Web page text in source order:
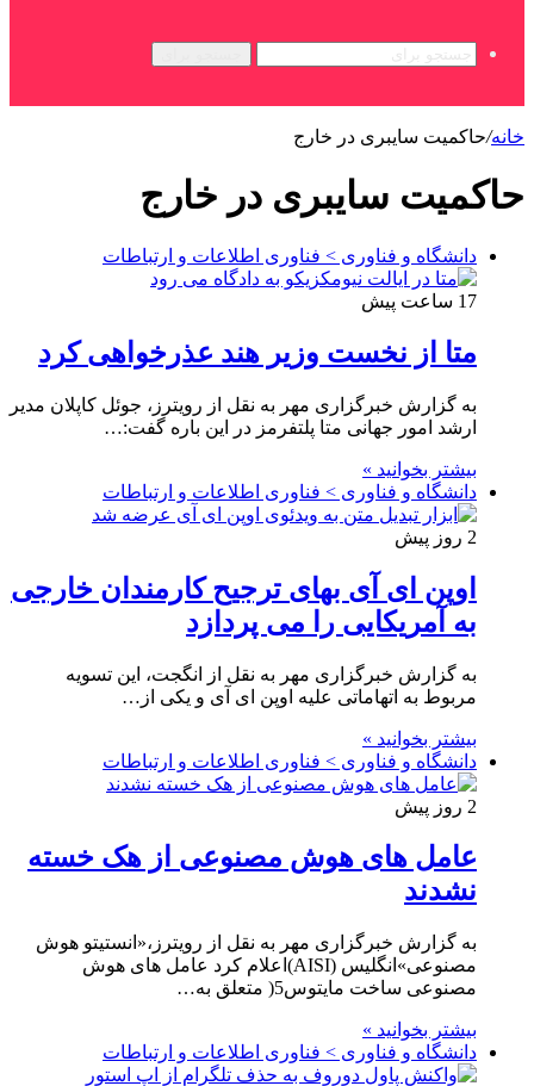
خانه/حاکمیت سایبری در خارج
حاکمیت سایبری در خارج
دانشگاه و فناوری > فناوری اطلاعات و ارتباطات
17 ساعت پیش
متا از نخست وزیر هند عذرخواهی کرد
به گزارش خبرگزاری مهر به نقل از رویترز، جوئل کاپلان مدیر
ارشد امور جهانی متا پلتفرمز در این باره گفت:…
بیشتر بخوانید »
دانشگاه و فناوری > فناوری اطلاعات و ارتباطات
2 روز پیش
اوپن ای آی بهای ترجیح کارمندان خارجی
به آمریکایی را می پردازد
به گزارش خبرگزاری مهر به نقل از انگجت، این تسویه
مربوط به اتهاماتی علیه اوپن ای آی و یکی از…
بیشتر بخوانید »
دانشگاه و فناوری > فناوری اطلاعات و ارتباطات
2 روز پیش
عامل های هوش مصنوعی از هک خسته
نشدند
به گزارش خبرگزاری مهر به نقل از رویترز،«انستیتو هوش
مصنوعی»انگلیس (AISI)اعلام کرد عامل های هوش
مصنوعی ساخت مایتوس5( متعلق به…
بیشتر بخوانید »
دانشگاه و فناوری > فناوری اطلاعات و ارتباطات